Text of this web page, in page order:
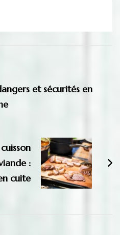
et sécurités en
:
cuite